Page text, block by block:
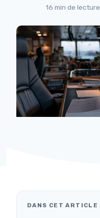
16 min de lecture
DANS CET ARTICLE